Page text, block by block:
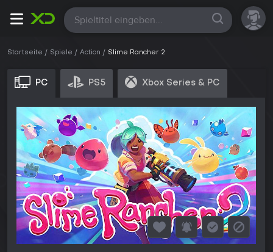
Alle
Startseite Spiele Action Slime Rancher 2
PC PS5 Xbox Series & PC